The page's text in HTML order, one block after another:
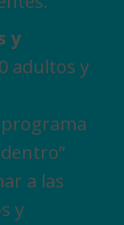
y
adultos y
a las
y